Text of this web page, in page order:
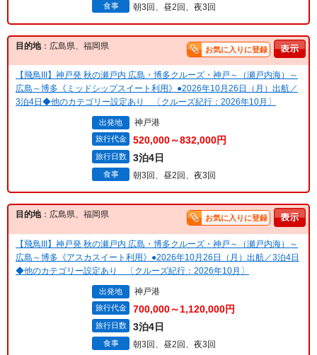
食事 朝3回、昼2回、夜3回
目的地：広島県、福岡県 お気に入りに登録
【飛鳥III】神戸発 秋の瀬戸内 広島・博多クルーズ・神戸～（瀬戸内海）～
広島～博多《ミッドシップスイート利用》●2026年10月26日（月）出航／
3泊4日◆他のカテゴリー設定あり 〔クルーズ紀行：2026年10月〕
出発地 神戸港
旅行代金 520,000～832,000円
旅行日数 3泊4日
食事 朝3回、昼2回、夜3回
目的地：広島県、福岡県 お気に入りに登録
【飛鳥III】神戸発 秋の瀬戸内 広島・博多クルーズ・神戸～（瀬戸内海）～
広島～博多《アスカスイート利用》●2026年10月26日（月）出航／3泊4日
◆他のカテゴリー設定あり 〔クルーズ紀行：2026年10月〕
出発地 神戸港
旅行代金 700,000～1,120,000円
旅行日数 3泊4日
食事 朝3回、昼2回、夜3回